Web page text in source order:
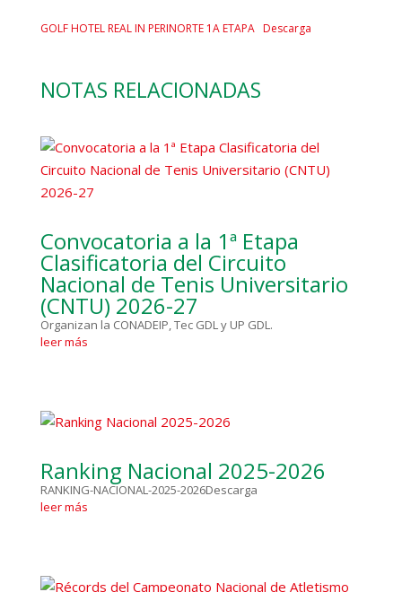
GOLF HOTEL REAL IN PERINORTE 1A ETAPA Descarga
NOTAS RELACIONADAS
Convocatoria a la 1ª Etapa
Clasificatoria del Circuito
Nacional de Tenis Universitario
(CNTU) 2026-27
Organizan la CONADEIP, Tec GDL y UP GDL.
leer más
Ranking Nacional 2025-2026
RANKING-NACIONAL-2025-2026Descarga
leer más